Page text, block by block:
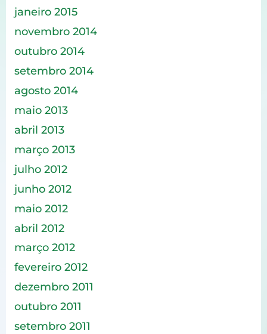
janeiro 2015
novembro 2014
outubro 2014
setembro 2014
agosto 2014
maio 2013
abril 2013
março 2013
julho 2012
junho 2012
maio 2012
abril 2012
março 2012
fevereiro 2012
dezembro 2011
outubro 2011
setembro 2011